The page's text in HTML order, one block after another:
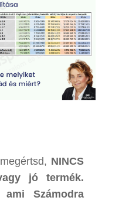
NINCS
jó termék.
Számodra